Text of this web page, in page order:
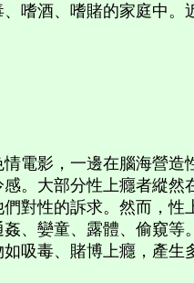
嗜酒、嗜賭的家庭中。
電影，一邊在腦海營造
。大部分性上癮者縱然
對性的訴求。然而，性
、孌童、露體、偷窺等
吸毒、賭博上癮，產生